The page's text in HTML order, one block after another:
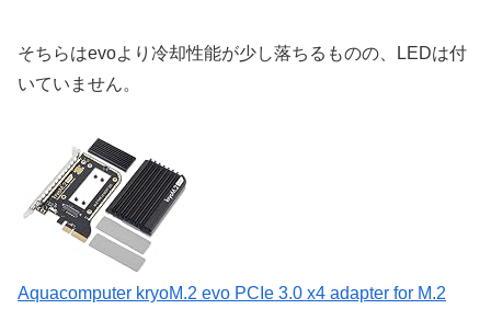
そちらはevoより冷却性能が少し落ちるものの、LEDは付
いていません。
Aquacomputer kryoM.2 evo PCIe 3.0 x4 adapter for M.2